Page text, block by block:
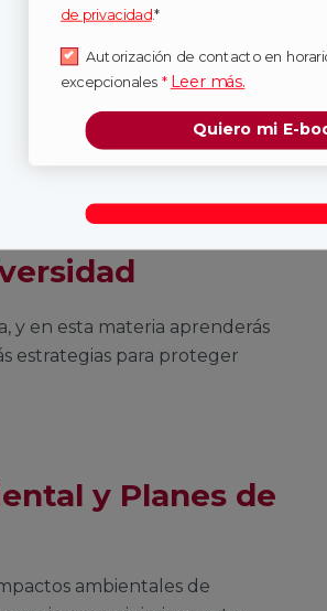
normativas legales que
casos reales y
sostenible.
y en esta materia aprenderás
estrategias para proteger
y Planes de
ambientales de
de privacidad.*
Autorización de contacto en
excepcionales * Leer más.
Quiero mi E-